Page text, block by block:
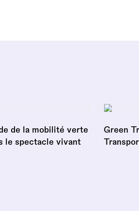
de la mobilité verte
le spectacle vivant
Green